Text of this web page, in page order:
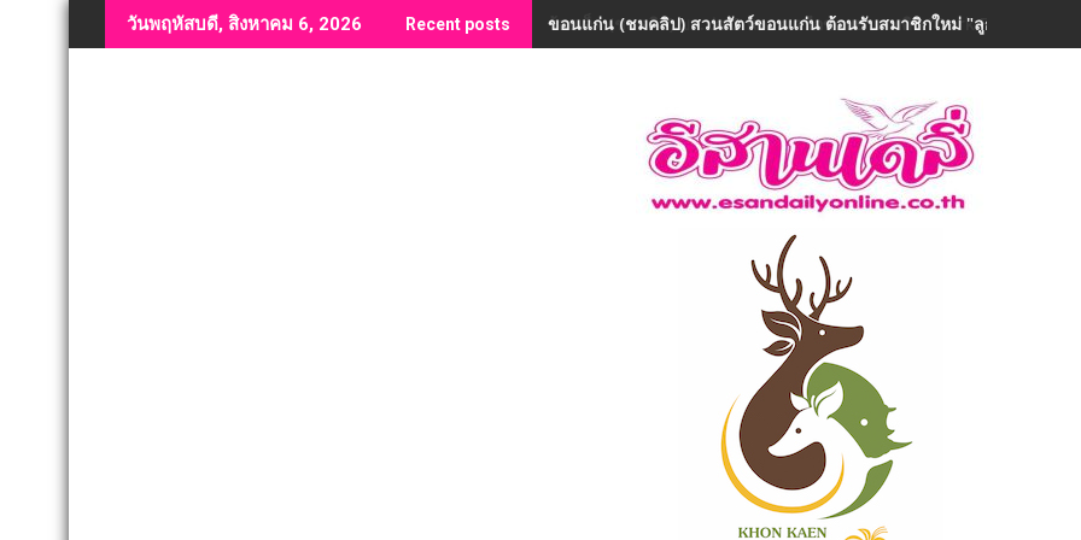
to
วันพฤหัสบดี, สิงหาคม 6, 2026 Recent posts ขอนแก่น (ชมคลิป) สวนสัตว์ขอนแก่น ต้อนรับสมาชิกใหม่ "ลูกยีราฟเพศเ